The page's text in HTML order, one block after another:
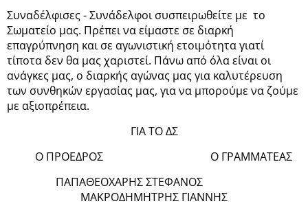
Συναδέλφισες - Συνάδελφοι συσπειρωθείτε με το
Σωματείο μας. Πρέπει να είμαστε σε διαρκή
επαγρύπνηση και σε αγωνιστική ετοιμότητα γιατί
τίποτα δεν θα μας χαριστεί. Πάνω από όλα είναι οι
ανάγκες μας, ο διαρκής αγώνας μας για καλυτέρευση
των συνθηκών εργασίας μας, για να μπορούμε να ζούμε
με αξιοπρέπεια.
ΓΙΑ ΤΟ ΔΣ
Ο ΠΡΟΕΔΡΟΣ Ο ΓΡΑΜΜΑΤΕΑΣ
ΠΑΠΑΘΕΟΧΑΡΗΣ ΣΤΕΦΑΝΟΣ
ΜΑΚΡΟΔΗΜΗΤΡΗΣ ΓΙΑΝΝΗΣ